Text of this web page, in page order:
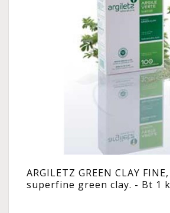
ARGILETZ GREEN CLAY
superfine green clay. - Bt 1